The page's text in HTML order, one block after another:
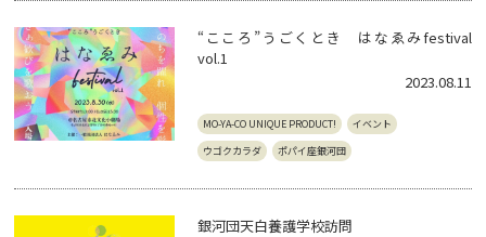
“こころ”うごくとき はなゑみfestival
vol.1
2023.08.11
MO-YA-CO UNIQUE PRODUCT!
イベント
ウゴクカラダ
ポパイ座銀河団
銀河団天白養護学校訪問